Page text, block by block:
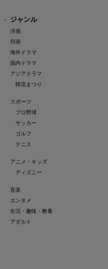
ジャンル
洋画
邦画
海外ドラマ
国内ドラマ
アジアドラマ
韓流まつり
スポーツ
プロ野球
サッカー
ゴルフ
テニス
アニメ・キッズ
ディズニー
音楽
エンタメ
生活・趣味・教養
アダルト